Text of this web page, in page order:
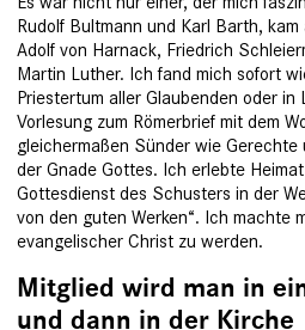
Rudolf Bultmann und Karl Barth,
Adolf von Harnack, Friedrich
Martin Luther. Ich fand mich sofort
Priestertum aller Glaubenden oder
Vorlesung zum Römerbrief mit dem
gleicher­maßen Sünder wie
der ­Gnade Gottes. Ich erlebte
Gottesdienst des Schusters in der
von den guten Werken“. Ich machte
evange­lischer Christ zu werden.
Mitglied wird man in
und dann in der Kirche